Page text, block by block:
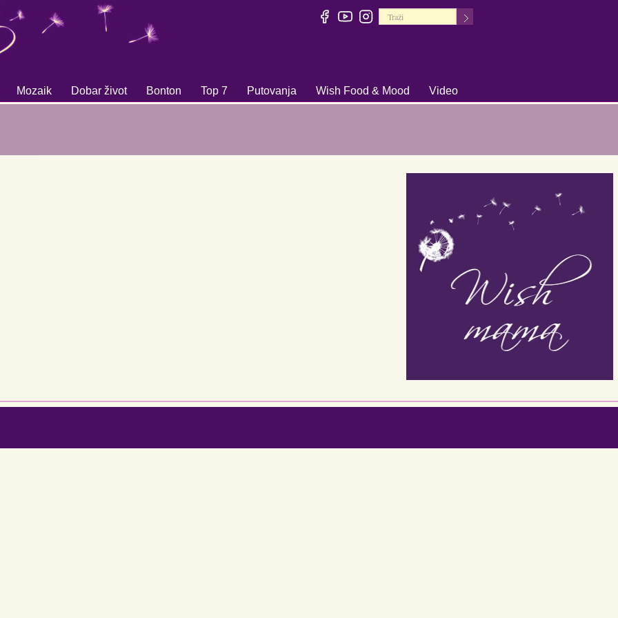
+
Mozaik
+
Dobar život
+
Bonton Top 7
+
Putovanja
+
Wish Food & Mood Video